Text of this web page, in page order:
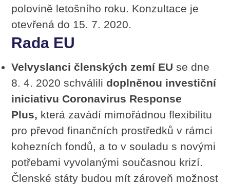
polovině letošního roku. Konzultace je
otevřená do 15. 7. 2020.
Rada EU
Velvyslanci členských zemí EUse dne
8. 4. 2020 schválilidoplněnou investiční
iniciativu Coronavirus Response
Plus, která zavádí mimořádnou flexibilitu
pro převod finančních prostředků v rámci
kohezních fondů, a to v souladu s novými
potřebami vyvolanými současnou krizí.
Členské státy budou mít zároveň možnost